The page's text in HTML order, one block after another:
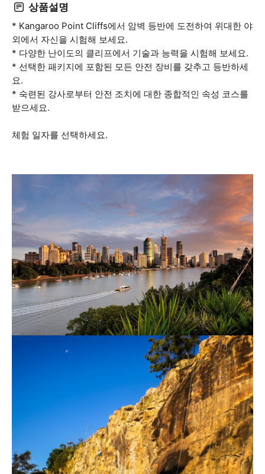
상품설명
* Kangaroo Point Cliffs에서 암벽 등반에 도전하여 위대한 야
외에서 자신을 시험해 보세요.
* 다양한 난이도의 클리프에서 기술과 능력을 시험해 보세요.
* 선택한 패키지에 포함된 모든 안전 장비를 갖추고 등반하세
요.
* 숙련된 강사로부터 안전 조치에 대한 종합적인 속성 코스를
받으세요.
체험 일자를 선택하세요.